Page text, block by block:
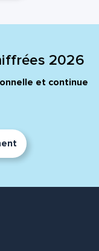
2026
et continue